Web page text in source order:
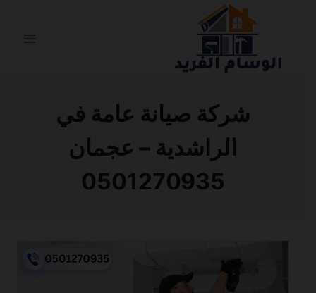
شركة صيانة عامة في
الراشدية – عجمان
0501270935